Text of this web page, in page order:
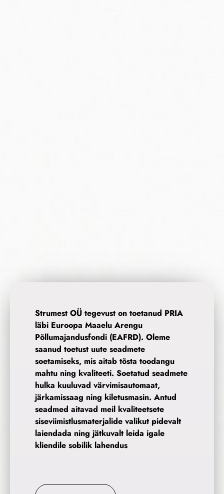
Strumest OÜ tegevust on toetanud PRIA
läbi Euroopa Maaelu Arengu
Põllumajandusfondi (EAFRD). Oleme
saanud toetust uute seadmete
soetamiseks, mis aitab tõsta toodangu
mahtu ning kvaliteeti. Soetatud seadmete
hulka kuuluvad värvimisautomaat,
järkamissaag ning kiletusmasin. Antud
seadmed aitavad meil kvaliteetsete
siseviimistlusmaterjalide valikut pidevalt
laiendada ning jätkuvalt leida igale
kliendile sobilik lahendus